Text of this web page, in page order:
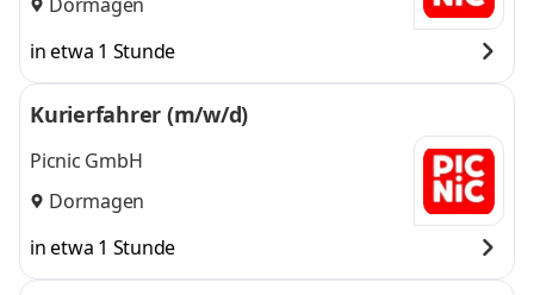
in etwa 1 Stunde
Kurierfahrer (m/w/d)
Picnic GmbH
Dormagen
in etwa 1 Stunde